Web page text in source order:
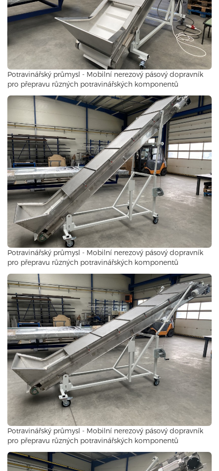
Potravinářský průmysl - Mobilní nerezový pásový dopravník
pro přepravu různých potravinářských komponentů
Potravinářský průmysl - Mobilní nerezový pásový dopravník
pro přepravu různých potravinářských komponentů
Potravinářský průmysl - Mobilní nerezový pásový dopravník
pro přepravu různých potravinářských komponentů